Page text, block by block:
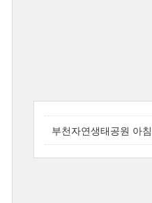
부천자연생태공원 아